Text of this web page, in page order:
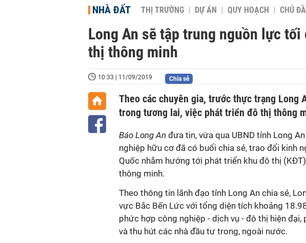
NHÀ ĐẤT THỊ TRƯỜNG DỰ ÁN QUY HOẠCH CHỦ
Long An sẽ tập trung nguồn lực tối
thị thông minh
10:33 | 11/09/2019 Chia sẻ
Theo các chuyên gia, trước thực trạng Long
trong tương lai, việc phát triển đô thị thông
Báo Long An đưa tin, vừa qua UBND tỉnh Long
nghiệp hữu cơ đã có buổi chia sẻ, trao đổi kinh
Quốc nhằm hướng tới phát triển khu đô thị
thông minh.
Theo thông tin lãnh đạo tỉnh Long An chia sẻ,
vực Bắc Bến Lức với tổng diện tích khoảng
phức hợp công nghiệp - dịch vụ - đô thị hiện
và thu hút các nhà đầu tư trong, ngoài nước.